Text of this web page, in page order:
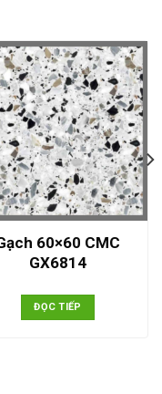
60×60 CMC
GX6814
ĐỌC TIẾP